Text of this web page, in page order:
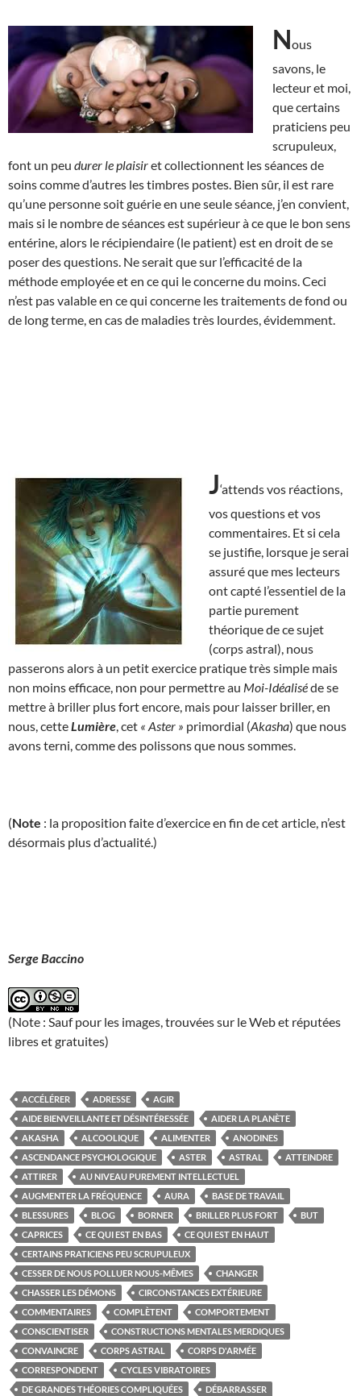
Nous
savons, le
lecteur et moi,
que certains
praticiens peu
scrupuleux,
font un peu durer le plaisiret collectionnent les séances de
soins comme d’autres les timbres postes. Bien sûr, il est rare
qu’une personne soit guérie en une seule séance, j’en convient,
mais si le nombre de séances est supérieur à ce que le bon sens
entérine, alors le récipiendaire (le patient) est en droit de se
poser des questions. Ne serait que sur l’efficacité de la
méthode employée et en ce qui le concerne du moins. Ceci
n’est pas valable en ce qui concerne les traitements de fond ou
de long terme, en cas de maladies très lourdes, évidemment.
J‘attends vos réactions,
vos questions et vos
commentaires. Et si cela
se justifie, lorsque je serai
assuré que mes lecteurs
ont capté l’essentiel de la
partie purement
théorique de ce sujet
(corps astral), nous
passerons alors à un petit exercice pratique très simple mais
non moins efficace, non pour permettre au Moi-Idéaliséde se
mettre à briller plus fort encore, mais pour laisser briller, en
nous, cetteLumière , cet « Aster » primordial (Akasha) que nous
avons terni, comme des polissons que nous sommes.
(Note : la proposition faite d’exercice en fin de cet article, n’est
désormais plus d’actualité.)
Serge Baccino
(Note : Sauf pour les images, trouvées sur le Web et réputées
libres et gratuites)
ACCÉLÉRER ADRESSE
AGIR
AIDE BIENVEILLANTE ET DÉSINTÉRESSÉE
AIDER LA PLANÈTE
AKASHA
ALCOOLIQUE ALIMENTER
ANODINES
ASCENDANCE PSYCHOLOGIQUE
ASTER ASTRAL
ATTEINDRE
ATTIRER
AU NIVEAU PUREMENT INTELLECTUEL
AUGMENTER LA FRÉQUENCE
AURA
BASE DE TRAVAIL
BLESSURES
BLOG BORNER BRILLER PLUS FORT
BUT
CAPRICES
CE QUI EST EN BAS
CE QUI EST EN HAUT
CERTAINS PRATICIENS PEU SCRUPULEUX
CESSER DE NOUS POLLUER NOUS-MÊMES
CHANGER
CHASSER LES DÉMONS
CIRCONSTANCES EXTÉRIEURE
COMMENTAIRES
COMPLÈTENT
COMPORTEMENT
CONSCIENTISER
CONSTRUCTIONS MENTALES MERDIQUES
CONVAINCRE
CORPS ASTRAL
CORPS D'ARMÉE
CORRESPONDENT
CYCLES VIBRATOIRES
DE GRANDES THÉORIES COMPLIQUÉES
DÉBARRASSER